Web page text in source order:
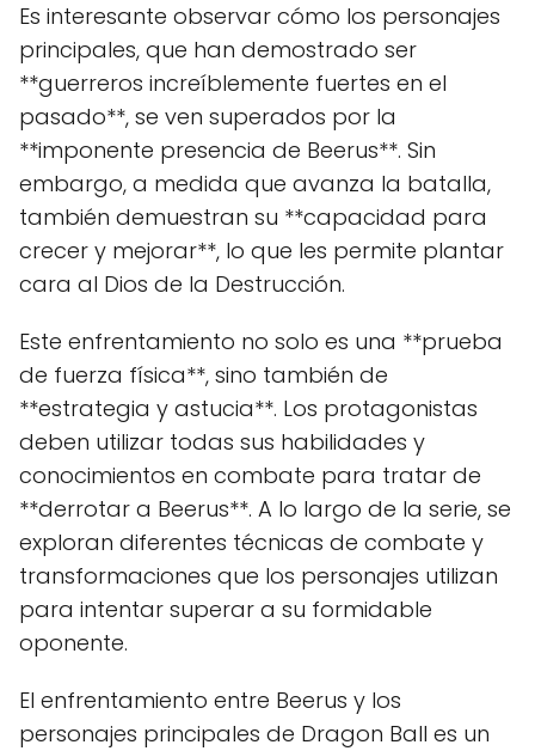
Es interesante observar cómo los personajes
principales, que han demostrado ser
**guerreros increíblemente fuertes en el
pasado**, se ven superados por la
**imponente presencia de Beerus**. Sin
embargo, a medida que avanza la batalla,
también demuestran su **capacidad para
crecer y mejorar**, lo que les permite plantar
cara al Dios de la Destrucción.
Este enfrentamiento no solo es una **prueba
de fuerza física**, sino también de
**estrategia y astucia**. Los protagonistas
deben utilizar todas sus habilidades y
conocimientos en combate para tratar de
**derrotar a Beerus**. A lo largo de la serie, se
exploran diferentes técnicas de combate y
transformaciones que los personajes utilizan
para intentar superar a su formidable
oponente.
El enfrentamiento entre Beerus y los
personajes principales de Dragon Ball es un